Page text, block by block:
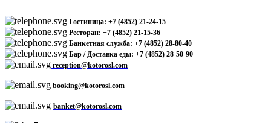
Гостиница: +7 (4852) 21-24-15
Ресторан: +7 (4852) 21-15-36
Банкетная служба: +7 (4852) 28-80-40
Бар / Доставка еды: +7 (4852) 28-50-90
reception@kotorosl.com
booking@kotorosl.com
banket@kotorosl.com